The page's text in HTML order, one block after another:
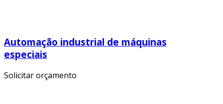
Automação industrial de máquinas
especiais
Solicitar orçamento